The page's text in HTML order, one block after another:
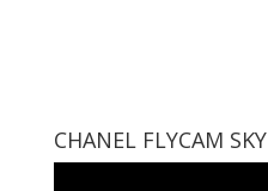
CHANEL FLYCAM SKY